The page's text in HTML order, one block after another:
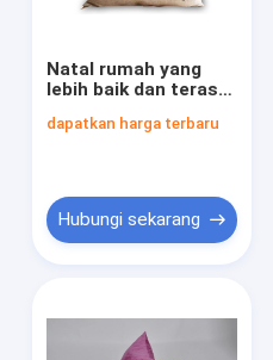
Natal rumah yang
lebih baik dan teras
terbuka Bantal 35cm
dapatkan harga terbaru
Hubungi sekarang